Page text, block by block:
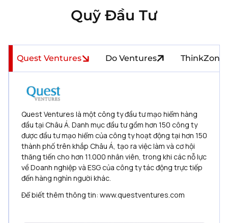
Quỹ Đầu Tư
Quest Ventures Do Ventures ThinkZone
Quest Ventures là một công ty đầu tư mạo hiểm hàng
đầu tại Châu Á. Danh mục đầu tư gồm hơn 150 công ty
được đầu tư mạo hiểm của công ty hoạt động tại hơn 150
thành phố trên khắp Châu Á, tạo ra việc làm và cơ hội
thăng tiến cho hơn 11.000 nhân viên, trong khi các nỗ lực
về Doanh nghiệp và ESG của công ty tác động trực tiếp
đến hàng nghìn người khác.
Để biết thêm thông tin: www.questventures.com